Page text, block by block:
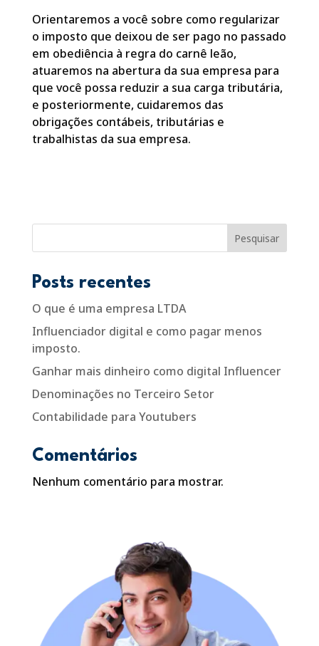
Orientaremos a você sobre como regularizar
o imposto que deixou de ser pago no passado
em obediência à regra do carnê leão,
atuaremos na abertura da sua empresa para
que você possa reduzir a sua carga tributária,
e posteriormente, cuidaremos das
obrigações contábeis, tributárias e
trabalhistas da sua empresa.
Pesquisar
Posts recentes
O que é uma empresa LTDA
Influenciador digital e como pagar menos
imposto.
Ganhar mais dinheiro como digital Influencer
Denominações no Terceiro Setor
Contabilidade para Youtubers
Comentários
Nenhum comentário para mostrar.